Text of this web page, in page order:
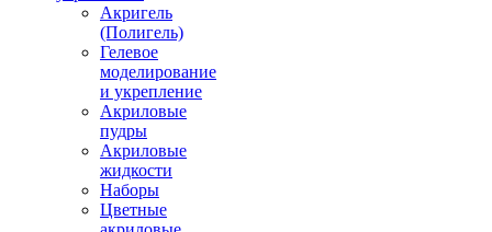
Акригель
(Полигель)
Гелевое
моделирование
и укрепление
Акриловые
пудры
Акриловые
жидкости
Наборы
Цветные